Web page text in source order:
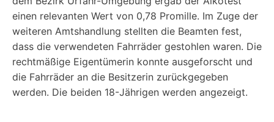
einen relevanten Wert von 0,78 Promille. Im Zuge der
weiteren Amtshandlung stellten die Beamten fest,
dass die verwendeten Fahrräder gestohlen waren. Die
rechtmäßige Eigentümerin konnte ausgeforscht und
die Fahrräder an die Besitzerin zurückgegeben
werden. Die beiden 18-Jährigen werden angezeigt.